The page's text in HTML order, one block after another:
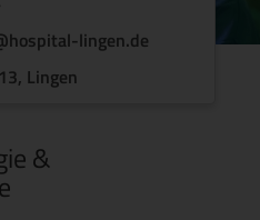
lingen.de
Lingen
&